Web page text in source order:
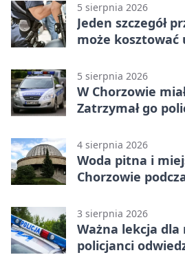
5 sierpnia 2026
Jeden szczegół
może
5 sierpnia 2026
W Chorzowie
Zatrzymał go
4 sierpnia 2026
Woda pitna i
Chorzowie
3 sierpnia 2026
Ważna lekcja dla
policjanci